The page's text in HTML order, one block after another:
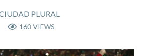
PLURAL
160 VIEWS